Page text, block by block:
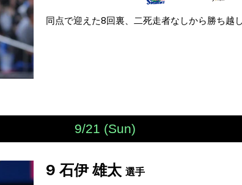
同点で迎えた8回裏、二死走者なしから勝ち越
9/21 (Sun)
9 石伊 雄太 選手